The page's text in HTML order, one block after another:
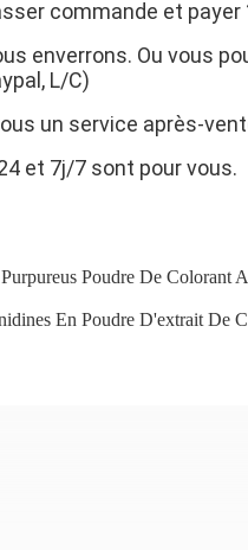
commande et payer
enverrons. Ou vous
L/C)
un service après-
et 7j/7 sont pour vous.
Poudre De Colorant
En Poudre D'extrait De